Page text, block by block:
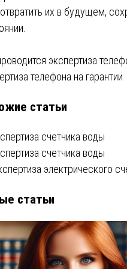
их в будущем,
экспертиза
телефона на гарантии
статьи
счетчика воды
счетчика воды
электрического
статьи